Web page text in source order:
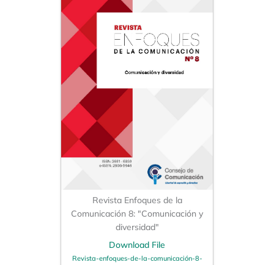
Revista Enfoques de la
Comunicación 8: "Comunicación y
diversidad"
Download File
Revista-enfoques-de-la-comunicación-8-